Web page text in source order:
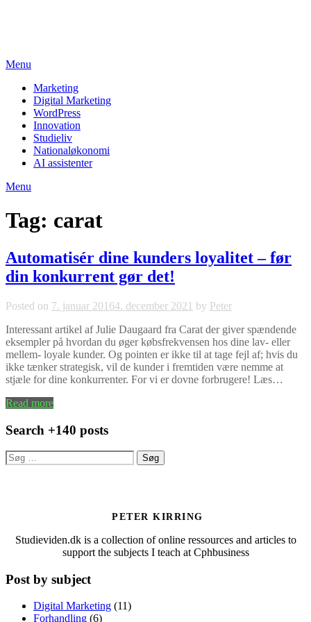
Menu
Marketing
Digital Marketing
WordPress
Innovation
Studieliv
Nationaløkonomi
AI assistenter
Menu
Tag: carat
Automatisér dine kunders loyalitet – før
din konkurrent gør det!
Posted on 7. januar 20164. december 2021 by Peter
Interessant artikel af Julie Daugaard fra Carat der giver spændende
eksempler på hvordan du øger købsfrekvensen hos dine lav- eller
mellem- loyale kunder. Og pointen er ikke til at tage fejl af; hvis du
ikke tænker strategisk, vil de kunder i fremtiden være nemme at
stjæle for dine konkurrenter. For vi er dovne forbrugere! Læs…
Read more
Search +140 posts
Søg
efter:
PETER KIRRING
Studieviden.dk is a collection of online ressources and articles to
support the subjects I teach at Cphbusiness
Post by subject
Digital Marketing (11)
Forhandling (6)